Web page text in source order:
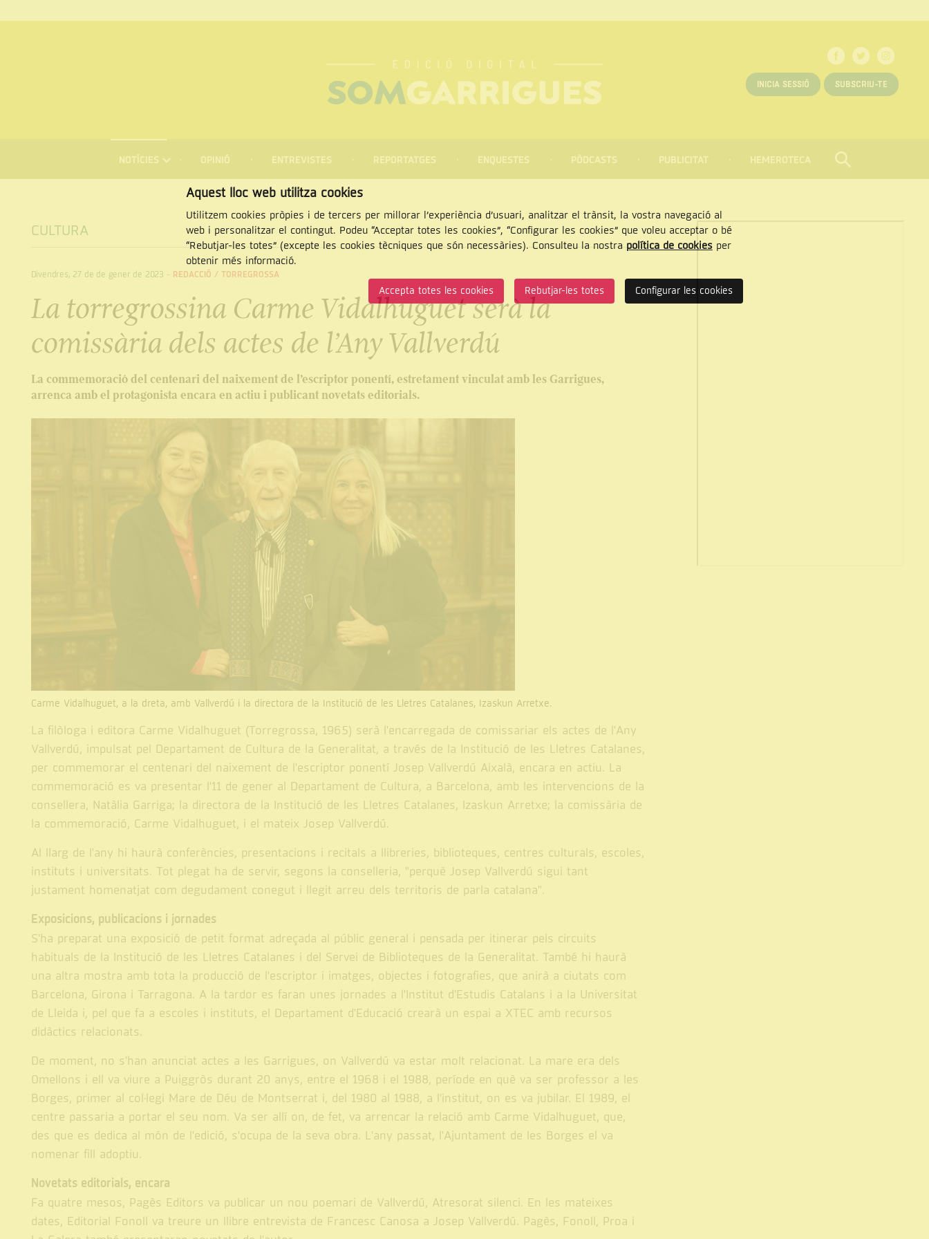
INICIA SESSIÓ SUBSCRIU-TE
NOTÍCIES OPINIÓ ENTREVISTES REPORTATGES ENQUESTES PÒDCASTS PUBLICITAT HEMEROTECA CERCAR
CULTURA
Divendres, 27 de de gener de 2023 - REDACCIÓ / TORREGROSSA
La torregrossina Carme Vidalhuguet serà la
comissària dels actes de l’Any Vallverdú
La commemoració del centenari del naixement de l’escriptor ponentí, estretament vinculat amb les Garrigues,
arrenca amb el protagonista encara en actiu i publicant novetats editorials.
Carme Vidalhuguet, a la dreta, amb Vallverdú i la directora de la Institució de les Lletres Catalanes, Izaskun Arretxe.
La filòloga i editora Carme Vidalhuguet (Torregrossa, 1965) serà l'encarregada de comissariar els actes de l'Any
Vallverdú, impulsat pel Departament de Cultura de la Generalitat, a través de la Institució de les Lletres Catalanes,
per commemorar el centenari del naixement de l'escriptor ponentí Josep Vallverdú Aixalà, encara en actiu. La
commemoració es va presentar l'11 de gener al Departament de Cultura, a Barcelona, amb les intervencions de la
consellera, Natàlia Garriga; la directora de la Institució de les Lletres Catalanes, Izaskun Arretxe; la comissària de
la commemoració, Carme Vidalhuguet, i el mateix Josep Vallverdú.
Al llarg de l'any hi haurà conferències, presentacions i recitals a llibreries, biblioteques, centres culturals, escoles,
instituts i universitats. Tot plegat ha de servir, segons la conselleria, "perquè Josep Vallverdú sigui tant
justament homenatjat com degudament conegut i llegit arreu dels territoris de parla catalana".
Exposicions, publicacions i jornades
S'ha preparat una exposició de petit format adreçada al públic general i pensada per itinerar pels circuits
habituals de la Institució de les Lletres Catalanes i del Servei de Biblioteques de la Generalitat. També hi haurà
una altra mostra amb tota la producció de l'escriptor i imatges, objectes i fotografies, que anirà a ciutats com
Barcelona, Girona i Tarragona. A la tardor es faran unes jornades a l'Institut d'Estudis Catalans i a la Universitat
de Lleida i, pel que fa a escoles i instituts, el Departament d'Educació crearà un espai a XTEC amb recursos
didàctics relacionats.
De moment, no s'han anunciat actes a les Garrigues, on Vallverdú va estar molt relacionat. La mare era dels
Omellons i ell va viure a Puiggròs durant 20 anys, entre el 1968 i el 1988, període en què va ser professor a les
Borges, primer al col·legi Mare de Déu de Montserrat i, del 1980 al 1988, a l'institut, on es va jubilar. El 1989, el
centre passaria a portar el seu nom. Va ser allí on, de fet, va arrencar la relació amb Carme Vidalhuguet, que,
des que es dedica al món de l'edició, s'ocupa de la seva obra. L'any passat, l'Ajuntament de les Borges el va
nomenar fill adoptiu.
Novetats editorials, encara
Fa quatre mesos, Pagès Editors va publicar un nou poemari de Vallverdú, Atresorat silenci. En les mateixes
dates, Editorial Fonoll va treure un llibre entrevista de Francesc Canosa a Josep Vallverdú. Pagès, Fonoll, Proa i
Aquest lloc web utilitza cookies
Utilitzem cookies pròpies i de tercers per millorar l’experiència d’usuari, analitzar el trànsit, la vostra navegació al
web i personalitzar el contingut. Podeu “Acceptar totes les cookies”, “Configurar les cookies” que voleu acceptar o bé
“Rebutjar-les totes” (excepte les cookies tècniques que són necessàries). Consulteu la nostra política de cookiesper
obtenir més informació.
Accepta totes les cookies Rebutjar-les totes Configurar les cookies